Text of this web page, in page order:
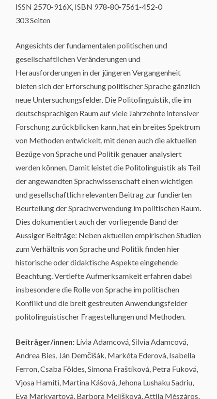
ISSN 2570-916X, ISBN 978-80-7561-452-0
303 Seiten
Angesichts der fundamentalen politischen und
gesellschaftlichen Veränderungen und
Herausforderungen in der jüngeren Vergangenheit
bieten sich der Erforschung politischer Sprache gänzlich
neue Untersuchungsfelder. Die Politolinguistik, die im
deutschsprachigen Raum auf viele Jahrzehnte intensiver
Forschung zurückblicken kann, hat ein breites Spektrum
von Methoden entwickelt, mit denen auch die aktuellen
Bezüge von Sprache und Politik genauer analysiert
werden können. Damit leistet die Politolinguistik als Teil
der angewandten Sprachwissenschaft einen wichtigen
und gesellschaftlich relevanten Beitrag zur fundierten
Beurteilung der Sprachverwendung im politischen Raum.
Dies dokumentiert auch der vorliegende Band der
Aussiger Beiträge: Neben aktuellen empirischen Studien
zum Verhältnis von Sprache und Politik finden hier
historische oder didaktische Aspekte eingehende
Beachtung. Vertiefte Aufmerksamkeit erfahren dabei
insbesondere die Rolle von Sprache im politischen
Konflikt und die breit gestreuten Anwendungsfelder
politolinguistischer Fragestellungen und Methoden.
Beiträger/innen: Lívia Adamcová, Silvia Adamcová,
Andrea Bies, Ján Demčišák, Markéta Ederová, Isabella
Ferron, Csaba Földes, Simona Fraštíková, Petra Fuková,
Vjosa Hamiti, Martina Kášová, Jehona Lushaku Sadriu,
Eva Markvartová, Barbora Melíšková, Attila Mészáros,